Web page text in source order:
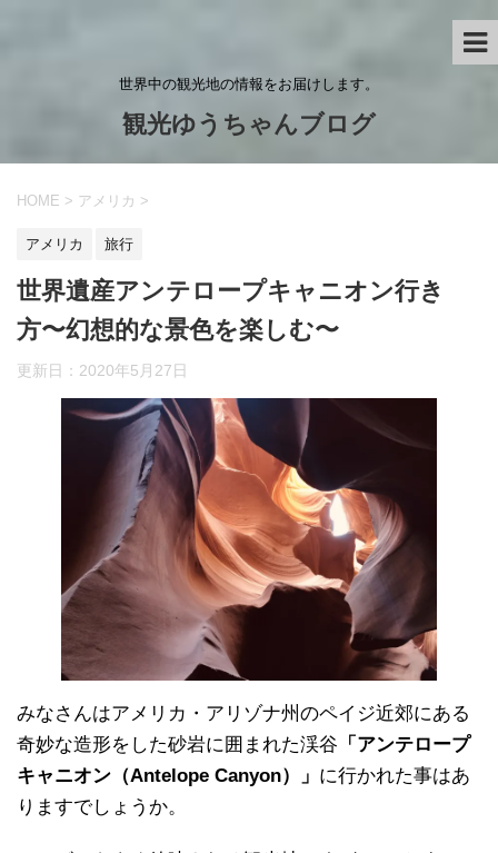
世界中の観光地の情報をお届けします。
観光ゆうちゃんブログ
HOME > アメリカ >
アメリカ 旅行
世界遺産アンテロープキャニオン行き
方〜幻想的な景色を楽しむ〜
更新日： 2020年5月27日
みなさんはアメリカ・アリゾナ州のペイジ近郊にある
奇妙な造形をした砂岩に囲まれた渓谷 「アンテロープ
キャニオン（Antelope Canyon）」 に行かれた事はあ
りますでしょうか。